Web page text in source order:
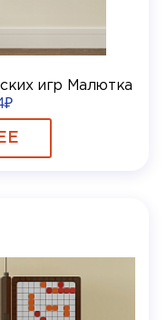
игр Малютка